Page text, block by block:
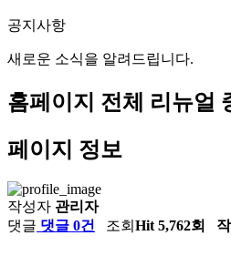
공지사항
새로운 소식을 알려드립니다.
홈페이지 전체 리뉴얼
페이지 정보
작성자 관리자
댓글 댓글 0건 조회 Hit 5,762회